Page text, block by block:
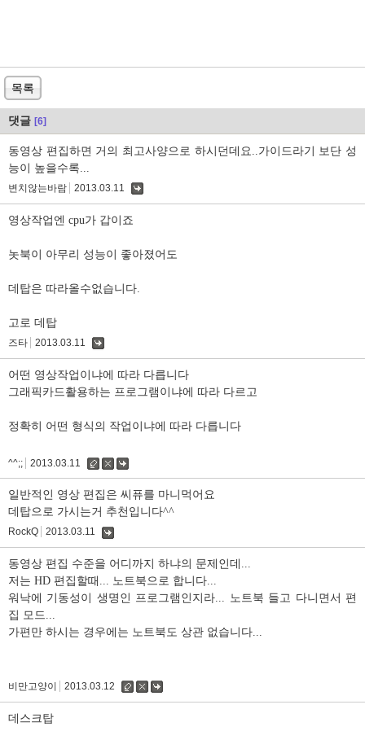
목록
댓글 [6]
동영상 편집하면 거의 최고사양으로 하시던데요..가이드라기 보단 성
능이 높을수록...
변치않는바람 2013.03.11
영상작업엔 cpu가 갑이죠
놋북이 아무리 성능이 좋아졌어도
데탑은 따라올수없습니다.
고로 데탑
즈타 2013.03.11
어떤 영상작업이냐에 따라 다릅니다
그래픽카드활용하는 프로그램이냐에 따라 다르고
정확히 어떤 형식의 작업이냐에 따라 다릅니다
^^;; 2013.03.11
수
정
삭
제
일반적인 영상 편집은 씨퓨를 마니먹어요
데탑으로 가시는거 추천입니다^^
RockQ 2013.03.11
동영상 편집 수준을 어디까지 하냐의 문제인데...
저는 HD 편집할때... 노트북으로 합니다...
워낙에 기동성이 생명인 프로그램인지라... 노트북 들고 다니면서 편
집 모드...
가편만 하시는 경우에는 노트북도 상관 없습니다...
비만고양이 2013.03.12
수
삭
데스크탑